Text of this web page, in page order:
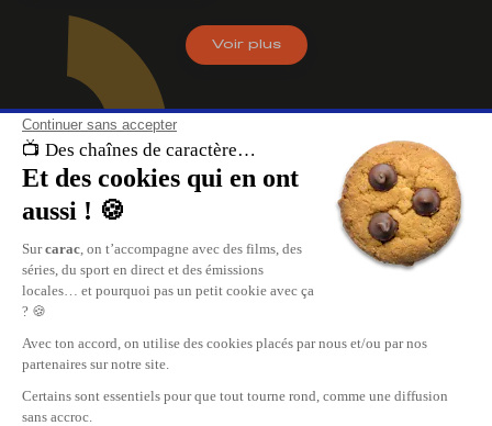
Voirplus
À propos de nous
carac , les chaînes de caractère. Retrouvez le meilleur du divertissement,
Replay de vos émissions favorites, reportages, cinéma, tout ce qui se
en Suisse Romande est sur carac.tv.
carac, les plus grandes chaînes privées TV de Suisse Romande.
Nous contacter
Carac Media SA
CH-1205 Genève
Publicité
Recevoir carac chez vous